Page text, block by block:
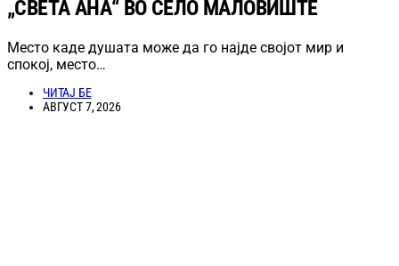
„СВЕТА АНА“ ВО СЕЛО МАЛОВИШТЕ
Место каде душата може да го најде својот мир и
спокој, место…
ЧИТАЈ БЕ
АВГУСТ 7, 2026